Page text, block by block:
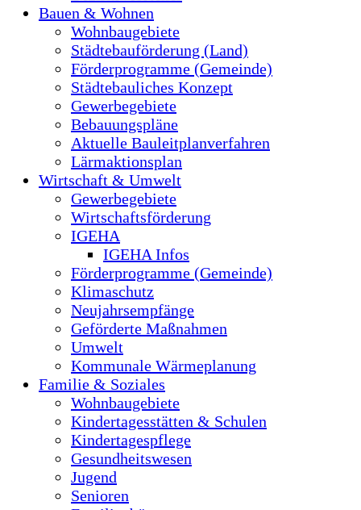
Bauen & Wohnen
Wohnbaugebiete
Städtebauförderung (Land)
Förderprogramme (Gemeinde)
Städtebauliches Konzept
Gewerbegebiete
Bebauungspläne
Aktuelle Bauleitplanverfahren
Lärmaktionsplan
Wirtschaft & Umwelt
Gewerbegebiete
Wirtschaftsförderung
IGEHA
IGEHA Infos
Förderprogramme (Gemeinde)
Klimaschutz
Neujahrsempfänge
Geförderte Maßnahmen
Umwelt
Kommunale Wärmeplanung
Familie & Soziales
Wohnbaugebiete
Kindertagesstätten & Schulen
Kindertagespflege
Gesundheitswesen
Jugend
Senioren